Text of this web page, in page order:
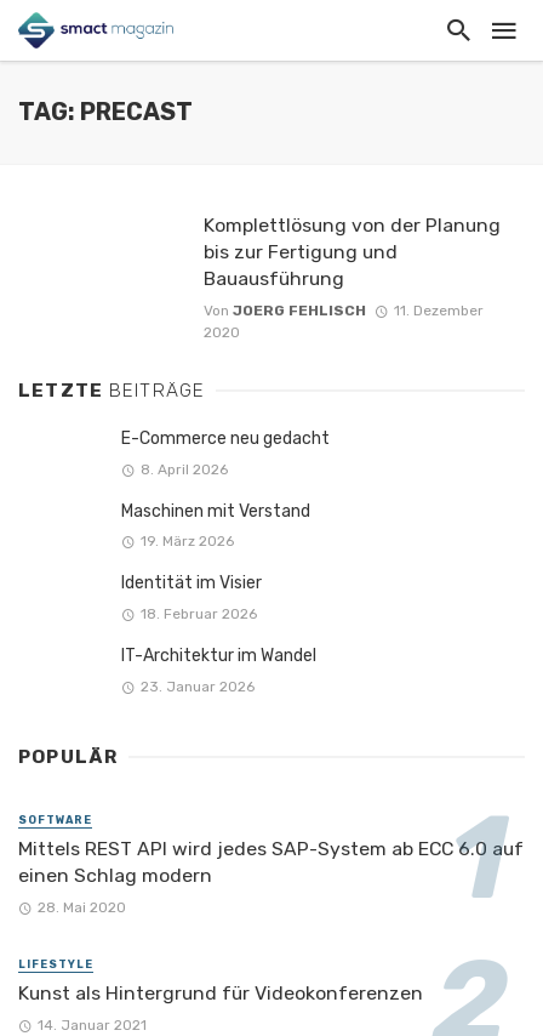
TAG: PRECAST
Komplettlösung von der Planung
bis zur Fertigung und
Bauausführung
Von JOERG FEHLISCH
11. Dezember
2020
LETZTE BEITRÄGE
E-Commerce neu gedacht
8. April 2026
Maschinen mit Verstand
19. März 2026
Identität im Visier
18. Februar 2026
IT-Architektur im Wandel
23. Januar 2026
POPULÄR
SOFTWARE
Mittels REST API wird jedes SAP-System ab ECC 6.0 auf
einen Schlag modern
28. Mai 2020
LIFESTYLE
Kunst als Hintergrund für Videokonferenzen
14. Januar 2021